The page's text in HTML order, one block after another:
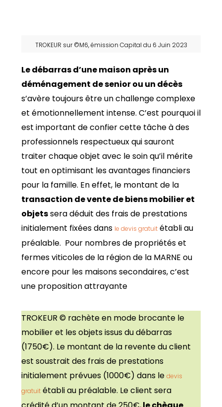
TROKEUR sur ©M6, émission Capital du 6 Juin 2023
Le débarras d’une maison après un
déménagement de senior ou un décès
s’avère toujours être un challenge complexe
et émotionnellement intense. C’est pourquoi il
est important de confier cette tâche à des
professionnels respectueux qui sauront
traiter chaque objet avec le soin qu’il mérite
tout en optimisant les avantages financiers
pour la famille. En effet, le montant de la
transaction de vente de biens mobilier et
objetssera déduit des frais de prestations
initialement fixées dans le devis gratuit établi au
préalable. Pour nombres de propriétés et
fermes viticoles de la région de la MARNE ou
encore pour les maisons secondaires, c’est
une proposition attrayante
TROKEUR © rachète en mode brocante le
mobilier et les objets issus du débarras
(1750€). Le montant de la revente du client
est soustrait des frais de prestations
initialement prévues (1000€) dans le devis
gratuit établi au préalable. Le client sera